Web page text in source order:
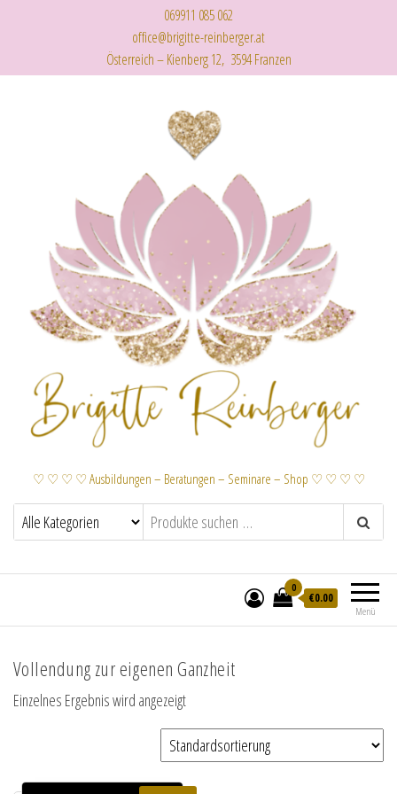
069911 085 062
office@brigitte-reinberger.at
Österreich – Kienberg 12, 3594 Franzen
♡ ♡ ♡ ♡ Ausbildungen – Beratungen – Seminare – Shop ♡ ♡ ♡ ♡
Menü
0
€0.00
Vollendung zur eigenen Ganzheit
Einzelnes Ergebnis wird angezeigt